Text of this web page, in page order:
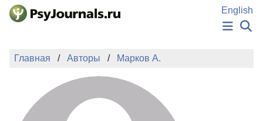
Перейти к основному содержанию
English
НОВОСТИ
АВТОРЫ
ПОДАТЬ РУКОПИСЬ
БАЗА ЗНАНИЙ
КЛЮЧЕВЫЕ СЛОВА
Главная Авторы Марков А.